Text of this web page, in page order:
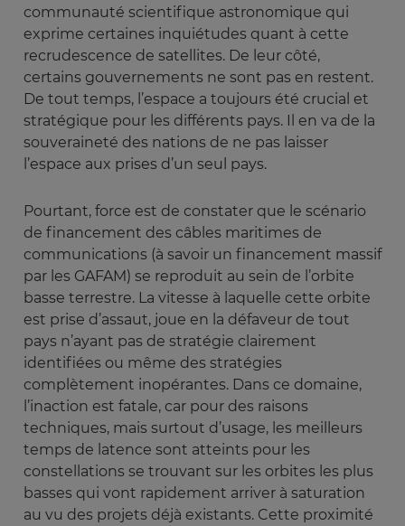
communauté scientifique astronomique qui
exprime certaines inquiétudes quant à cette
recrudescence de satellites. De leur côté,
certains gouvernements ne sont pas en restent.
De tout temps, l’espace a toujours été crucial et
stratégique pour les différents pays. Il en va de la
souveraineté des nations de ne pas laisser
l’espace aux prises d’un seul pays.
Pourtant, force est de constater que le scénario
de financement des câbles maritimes de
communications (à savoir un financement massif
par les GAFAM) se reproduit au sein de l’orbite
basse terrestre. La vitesse à laquelle cette orbite
est prise d’assaut, joue en la défaveur de tout
pays n’ayant pas de stratégie clairement
identifiées ou même des stratégies
complètement inopérantes. Dans ce domaine,
l’inaction est fatale, car pour des raisons
techniques, mais surtout d’usage, les meilleurs
temps de latence sont atteints pour les
constellations se trouvant sur les orbites les plus
basses qui vont rapidement arriver à saturation
au vu des projets déjà existants. Cette proximité